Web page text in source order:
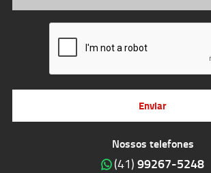
Nossos telefones
(41) 99267-5248
Enviar